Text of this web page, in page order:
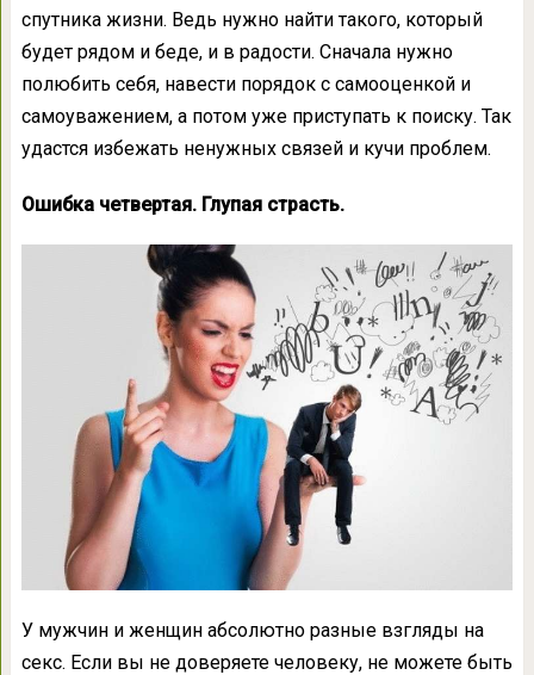
спутника жизни. Ведь нужно найти такого, который
будет рядом и беде, и в радости. Сначала нужно
полюбить себя, навести порядок с самооценкой и
самоуважением, а потом уже приступать к поиску. Так
удастся избежать ненужных связей и кучи проблем.
Ошибка четвертая. Глупая страсть.
У мужчин и женщин абсолютно разные взгляды на
секс. Если вы не доверяете человеку, не можете быть